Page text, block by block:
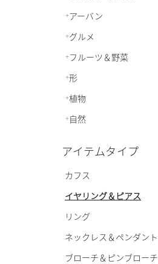
アーバン
グルメ
フルーツ＆野菜
形
植物
自然
アイテムタイプ
カフス
イヤリング＆ピアス
リング
ネックレス＆ペンダント
ブローチ＆ピンブローチ